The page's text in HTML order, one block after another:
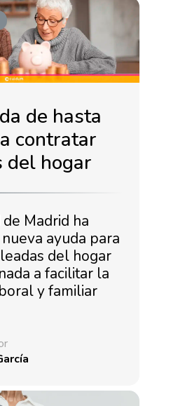
de hasta
contratar
del hogar
Madrid ha
ayuda para
del hogar
a facilitar la
y familiar